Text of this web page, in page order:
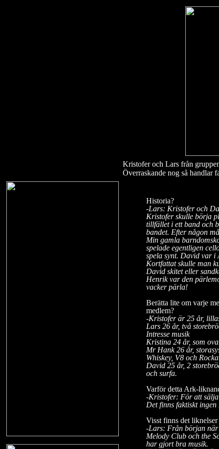
Kristofer och Lars från
Överraskande nog så handlar
Historia?
-Lars: Kristofer och
Kristofer skulle börja
tillfället i ett band och
bandet. Efter någon
Min gamla
spelade egentligen
spela synt. David var i
Kortfattat skulle man
David skitet eller
Henrik var den
vacker pärla!
Berätta lite om varje
medlem?
-Kristofer är 25 år,
Lars 26 år, två
Intresse musik
Kristina 24 år, som
Mr Hank 26 år,
Whiskey, V8 och
David 25 år, 2
och surfa.
Varför detta Ark-
-Kristofer: För att
Det finns faktiskt ingen
Visst finns det
-Lars: Från början när
Melody Club och the
har gjort bra musik.